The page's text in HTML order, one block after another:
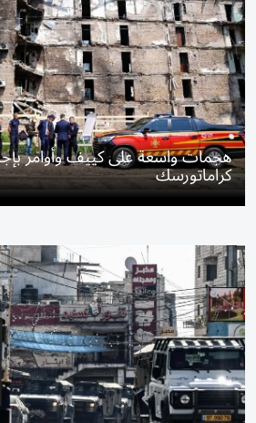
هجمات واسعة على كييف وأوامر
كراماتورسك